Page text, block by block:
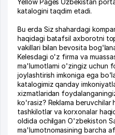
Yellow Pages Uzbekistan
katalogini taqdim etadi.
Bu erda Siz shahardagi
haqidagi batafsil axborotni
vakillari bilan bevosita
Kelesdagi o'z firma va
ma'lumotlarni o'zingiz uchun
joylashtirish imkoniga ega
katalogimiz qanday
xizmatlaridan
ko'rasiz? Reklama beruvchilar
tashkilotlar va korxonalar
oldida ochilgan O'zbekiston
ma'lumotnomasining barcha